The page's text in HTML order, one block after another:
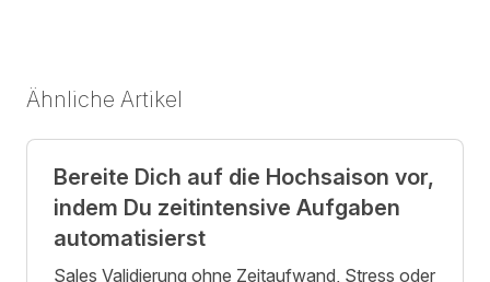
Ähnliche Artikel
Bereite Dich auf die Hochsaison vor,
indem Du zeitintensive Aufgaben
automatisierst
Sales Validierung ohne Zeitaufwand, Stress oder